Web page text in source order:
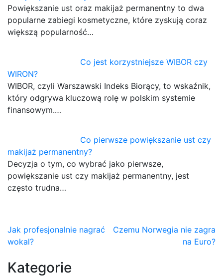
Powiększanie ust oraz makijaż permanentny to dwa
popularne zabiegi kosmetyczne, które zyskują coraz
większą popularność…
Co jest korzystniejsze WIBOR czy
WIRON?
WIBOR, czyli Warszawski Indeks Biorący, to wskaźnik,
który odgrywa kluczową rolę w polskim systemie
finansowym.…
Co pierwsze powiększanie ust czy
makijaż permanentny?
Decyzja o tym, co wybrać jako pierwsze,
powiększanie ust czy makijaż permanentny, jest
często trudna…
Nawigacja
wpisu
Jak profesjonalnie nagrać
wokal?
Czemu Norwegia nie zagra
na Euro?
Kategorie